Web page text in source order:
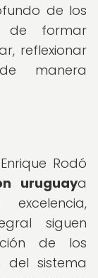
de los
de formar
reflexionar
manera
Rodó
uruguaya
siguen
de los
sistema